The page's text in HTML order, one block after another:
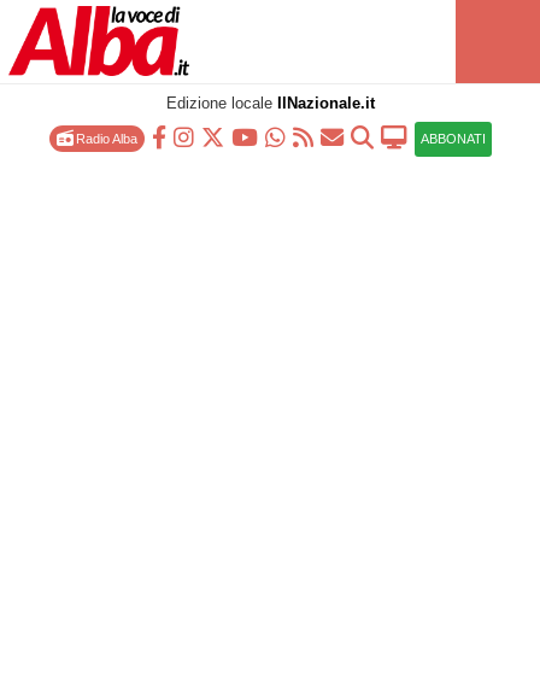
Edizione locale IlNazionale.it
Radio Alba ABBONATI